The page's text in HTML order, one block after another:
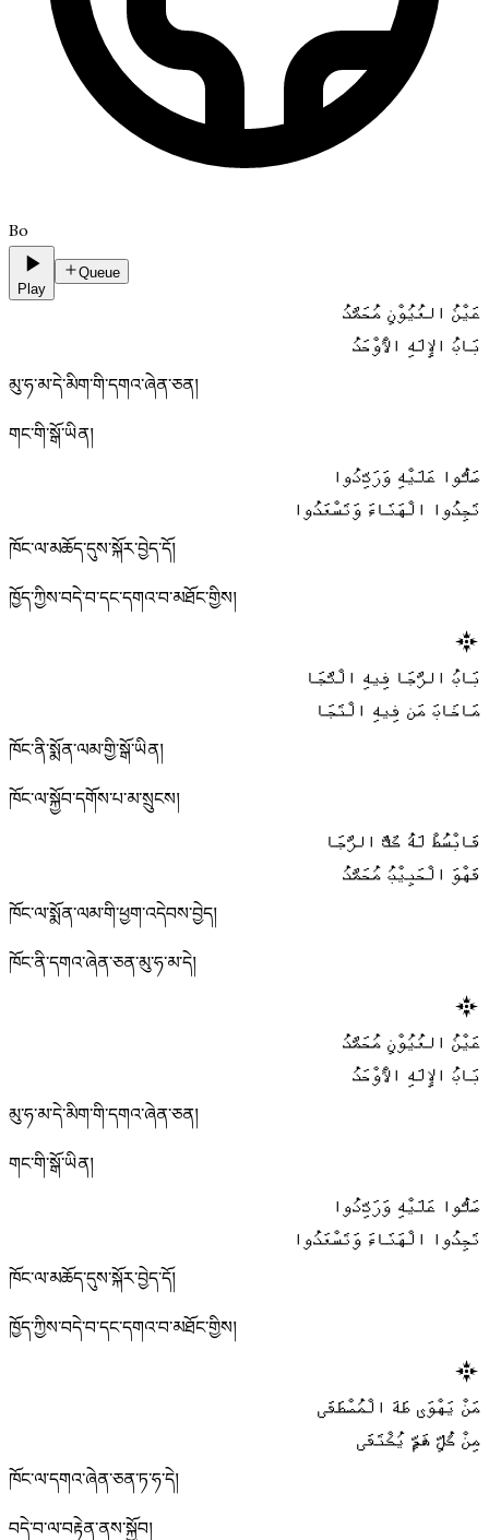
Bo
Play
Queue
عَيْنُ العُيُوْنِ مُحَمَّدُ
بَابُ الإِلَهِ الْأوْحَدُ
མུ་ཧ་མ་དེ་མིག་གི་དགའ་ཞེན་ཅན།
གང་གི་སྒོ་ཡིན།
صَلُّوا عَلَيْهِ وَرَدِّدُوا
تَجِدُوا الْهَنَاءَ وَتَسْعَدُوا
ཁོང་ལ་མཆོད་དུས་སྐོར་བྱེད་དོ།
ཁྱོད་ཀྱིས་བདེ་བ་དང་དགའ་བ་མཐོང་གྱིས།
بَابُ الرَّجَا فِيهِ الْنَّجَا
مَاخَابَ مَن فِيهِ الْتَجَا
ཁོང་ནི་སྨོན་ལམ་གྱི་སྒོ་ཡིན།
ཁོང་ལ་སྐྱོབ་དགོས་པ་མ་སྲུངས།
فَابْسُطْ لَهُ كَفَّ الرَّجَا
فَهْوَ الْحَبِيْبُ مُحَمَّدُ
ཁོང་ལ་སྨོན་ལམ་གི་ཕྱག་འདེབས་བྱེད།
ཁོང་ནི་དགའ་ཞེན་ཅན་མུ་ཧ་མ་དེ།
عَيْنُ العُيُوْنِ مُحَمَّدُ
بَابُ الإِلَهِ الْأوْحَدُ
མུ་ཧ་མ་དེ་མིག་གི་དགའ་ཞེན་ཅན།
གང་གི་སྒོ་ཡིན།
صَلُّوا عَلَيْهِ وَرَدِّدُوا
تَجِدُوا الْهَنَاءَ وَتَسْعَدُوا
ཁོང་ལ་མཆོད་དུས་སྐོར་བྱེད་དོ།
ཁྱོད་ཀྱིས་བདེ་བ་དང་དགའ་བ་མཐོང་གྱིས།
مَنْ يَهْوَى طَهَ الْمُصْطَفَى
مِنْ كُلِّ هَمٍّ يُكْتَفَى
ཁོང་ལ་དགའ་ཞེན་ཅན་ཏ་ཧ་དེ།
བདེ་བ་ལ་བརྟེན་ནས་སྐྱོབ།